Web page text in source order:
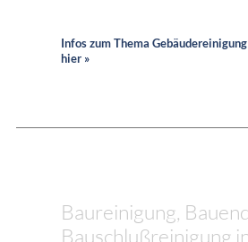
Infos zum Thema
hier »
Baureinigung,
Bauschlußreinigung